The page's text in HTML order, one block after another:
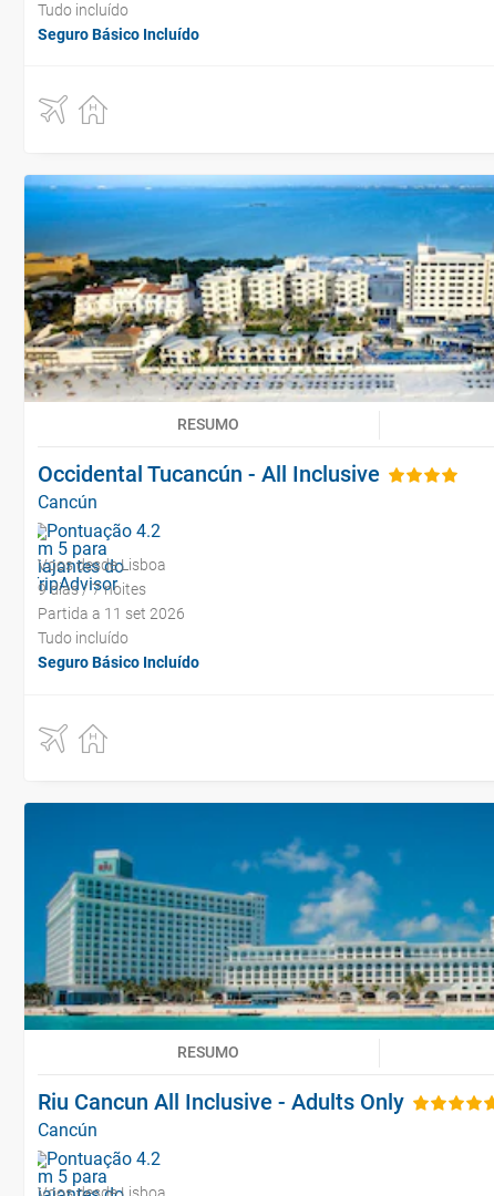
Tudo incluído
Seguro Básico Incluído
RESUMO
Occidental Tucancún - All Inclusive
Cancún
Voos desde Lisboa
9 dias / 7 noites
Partida a 11 set 2026
Tudo incluído
Seguro Básico Incluído
RESUMO
Riu Cancun All Inclusive - Adults Only
Cancún